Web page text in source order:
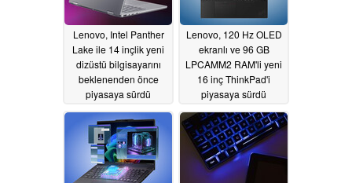
Lenovo, Intel Panther
Lake ile 14 inçlik yeni
dizüstü bilgisayarını
beklenenden önce
piyasaya sürdü
05/16/2026
Lenovo, 120 Hz OLED
ekranlı ve 96 GB
LPCAMM2 RAM'li yeni
16 inç ThinkPad'i
piyasaya sürdü
05/16/2026